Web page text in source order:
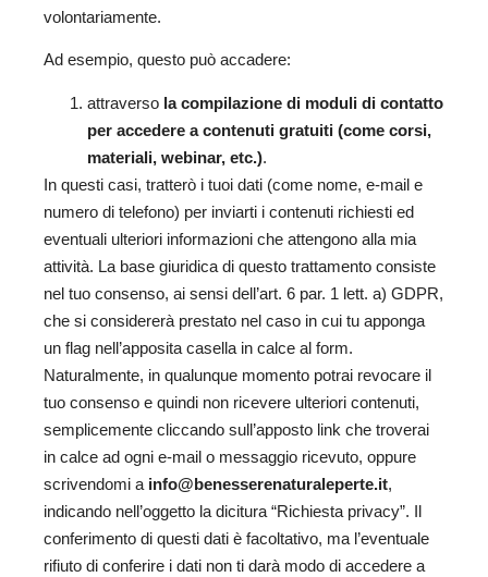
volontariamente.
Ad esempio, questo può accadere:
attraverso la compilazione di moduli di contatto
per accedere a contenuti gratuiti (come corsi,
materiali, webinar, etc.).
In questi casi, tratterò i tuoi dati (come nome, e-mail e
numero di telefono) per inviarti i contenuti richiesti ed
eventuali ulteriori informazioni che attengono alla mia
attività. La base giuridica di questo trattamento consiste
nel tuo consenso, ai sensi dell’art. 6 par. 1 lett. a) GDPR,
che si considererà prestato nel caso in cui tu apponga
un flag nell’apposita casella in calce al form.
Naturalmente, in qualunque momento potrai revocare il
tuo consenso e quindi non ricevere ulteriori contenuti,
semplicemente cliccando sull’apposto link che troverai
in calce ad ogni e-mail o messaggio ricevuto, oppure
scrivendomi a info@benesserenaturaleperte.it,
indicando nell’oggetto la dicitura “Richiesta privacy”. Il
conferimento di questi dati è facoltativo, ma l’eventuale
rifiuto di conferire i dati non ti darà modo di accedere a